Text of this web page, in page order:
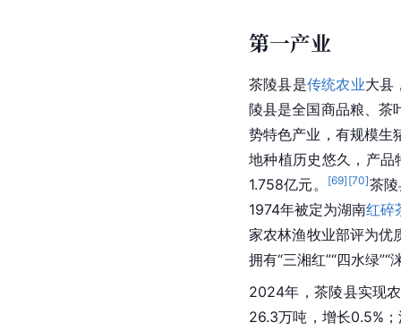
第一产业
茶陵县是传统农业大县
陵县是全国商品粮、茶
势特色产业，有规模生
地种植历史悠久，产品
1.758亿元。
[69] [70]茶
1974年被定为湖南红碎
家农林渔牧业部评为优
拥有“三湘红”“四水绿
2024年，茶陵县实现
26.3万吨，增长0.5%